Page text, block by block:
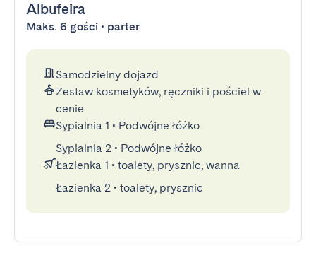
Albufeira
Maks. 6 gości • parter
Samodzielny dojazd
Zestaw kosmetyków, ręczniki i pościel w
cenie
Sypialnia 1 • Podwójne łóżko
Sypialnia 2 • Podwójne łóżko
Łazienka 1 • toalety, prysznic, wanna
Łazienka 2 • toalety, prysznic